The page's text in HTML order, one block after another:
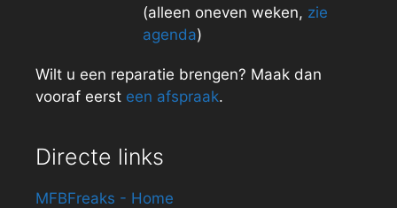
(alleen oneven weken, zie
agenda)
Wilt u een reparatie brengen? Maak dan
vooraf eerst een afspraak.
Directe links
MFBFreaks - Home